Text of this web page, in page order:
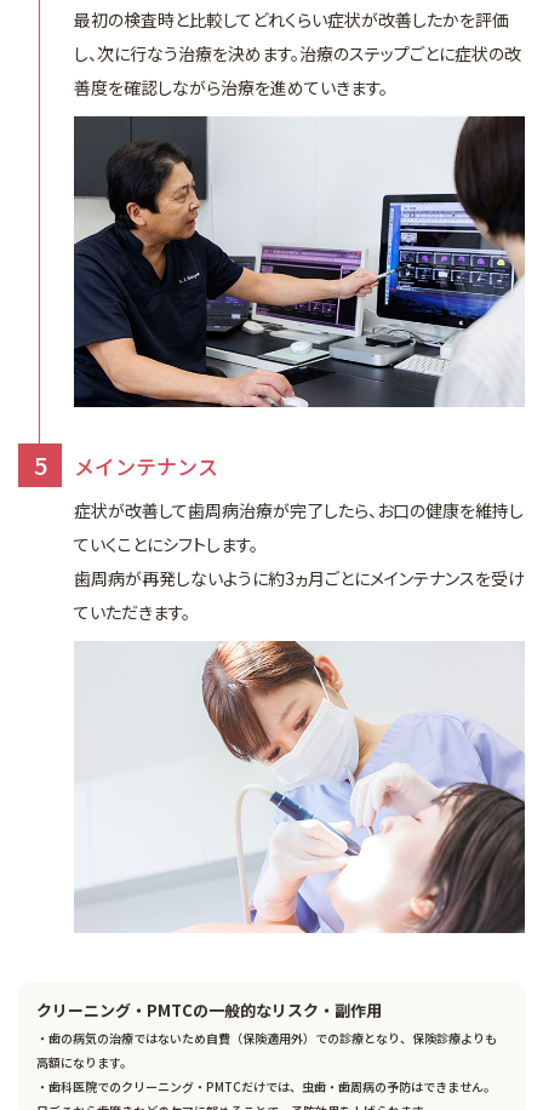
最初の検査時と比較してどれくらい症状が改善したかを評価
し、次に行なう治療を決めます。治療のステップごとに症状の改
善度を確認しながら治療を進めていきます。
5 メインテナンス
症状が改善して歯周病治療が完了したら、お口の健康を維持し
ていくことにシフトします。
歯周病が再発しないように約3ヵ月ごとにメインテナンスを受け
ていただきます。
クリーニング・PMTCの一般的なリスク・副作用
・歯の病気の治療ではないため自費（保険適用外）での診療となり、保険診療よりも
高額になります。
・歯科医院でのクリーニング・PMTCだけでは、虫歯・歯周病の予防はできません。